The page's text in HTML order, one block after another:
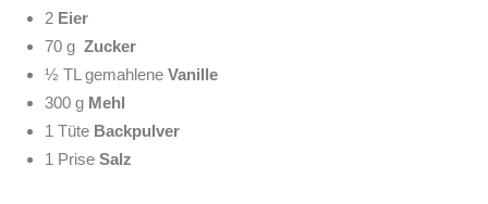
2 Eier
70 g Zucker
½ TL gemahlene Vanille
300 g Mehl
1 Tüte Backpulver
1 Prise Salz